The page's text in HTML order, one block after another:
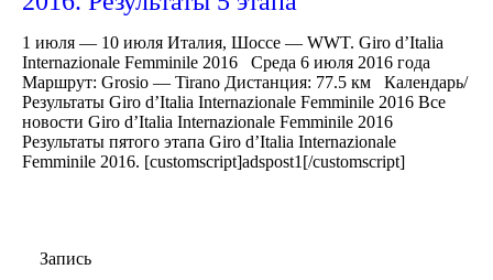
1 июля — 10 июля Италия, Шоссе — WWT. Giro d’Italia
Internazionale Femminile 2016 Среда 6 июля 2016 года
Маршрут: Grosio — Tirano Дистанция: 77.5 км Календарь/
Результаты Giro d’Italia Internazionale Femminile 2016 Все
новости Giro d’Italia Internazionale Femminile 2016
Результаты пятого этапа Giro d’Italia Internazionale
Femminile 2016. [customscript]adspost1[/customscript]
Запись